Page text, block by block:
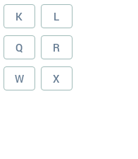
K L
Q R
W X